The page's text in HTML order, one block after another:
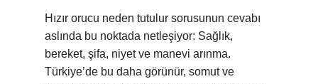
Hızır orucu neden tutulur sorusunun cevabı
aslında bu noktada netleşiyor: Sağlık,
bereket, şifa, niyet ve manevi arınma.
Türkiye’de bu daha görünür, somut ve